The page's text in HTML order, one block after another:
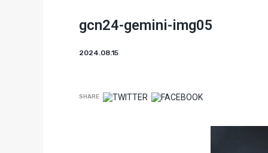
gcn24-gemini-img05
2024.08.15
SHARE